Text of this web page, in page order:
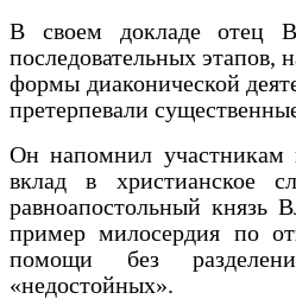
В своем докладе отец
последовательных
формы диаконической
претерпевали
Он напомнил участникам
вклад в христианское
равноапостольный князь
пример милосердия по
помощи без
«недостойных».